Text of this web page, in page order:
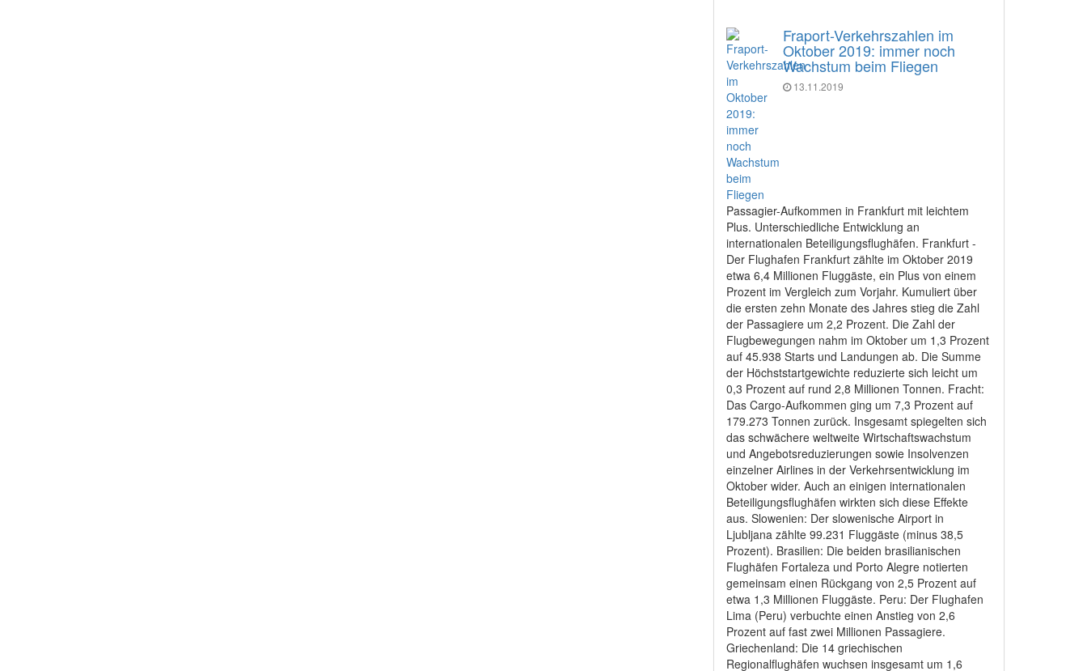
Fraport-Verkehrszahlen im
Oktober 2019: immer noch
Wachstum beim Fliegen
13.11.2019
Passagier-Aufkommen in Frankfurt mit leichtem
Plus. Unterschiedliche Entwicklung an
internationalen Beteiligungsflughäfen. Frankfurt -
Der Flughafen Frankfurt zählte im Oktober 2019
etwa 6,4 Millionen Fluggäste, ein Plus von einem
Prozent im Vergleich zum Vorjahr. Kumuliert über
die ersten zehn Monate des Jahres stieg die Zahl
der Passagiere um 2,2 Prozent. Die Zahl der
Flugbewegungen nahm im Oktober um 1,3 Prozent
auf 45.938 Starts und Landungen ab. Die Summe
der Höchststartgewichte reduzierte sich leicht um
0,3 Prozent auf rund 2,8 Millionen Tonnen. Fracht:
Das Cargo-Aufkommen ging um 7,3 Prozent auf
179.273 Tonnen zurück. Insgesamt spiegelten sich
das schwächere weltweite Wirtschaftswachstum
und Angebotsreduzierungen sowie Insolvenzen
einzelner Airlines in der Verkehrsentwicklung im
Oktober wider. Auch an einigen internationalen
Beteiligungsflughäfen wirkten sich diese Effekte
aus. Slowenien: Der slowenische Airport in
Ljubljana zählte 99.231 Fluggäste (minus 38,5
Prozent). Brasilien: Die beiden brasilianischen
Flughäfen Fortaleza und Porto Alegre notierten
gemeinsam einen Rückgang von 2,5 Prozent auf
etwa 1,3 Millionen Fluggäste. Peru: Der Flughafen
Lima (Peru) verbuchte einen Anstieg von 2,6
Prozent auf fast zwei Millionen Passagiere.
Griechenland: Die 14 griechischen
Regionalflughäfen wuchsen insgesamt um 1,6